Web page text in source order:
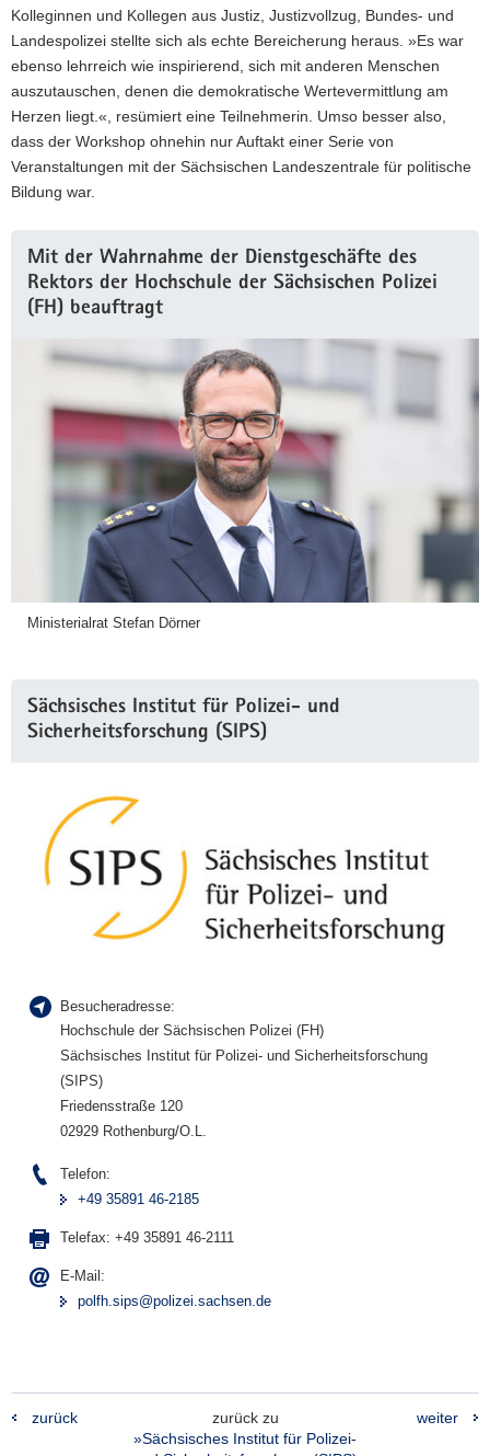
Kolleginnen und Kollegen aus Justiz, Justizvollzug, Bundes- und
Landespolizei stellte sich als echte Bereicherung heraus. »Es war
ebenso lehrreich wie inspirierend, sich mit anderen Menschen
auszutauschen, denen die demokratische Wertevermittlung am
Herzen liegt.«, resümiert eine Teilnehmerin. Umso besser also,
dass der Workshop ohnehin nur Auftakt einer Serie von
Veranstaltungen mit der Sächsischen Landeszentrale für politische
Bildung war.
Mit der Wahrnahme der Dienstgeschäfte des
Rektors der Hochschule der Sächsischen Polizei
(FH) beauftragt
Ministerialrat Stefan Dörner
Sächsisches Institut für Polizei- und
Sicherheitsforschung (SIPS)
Besucheradresse:
Hochschule der Sächsischen Polizei (FH)
Sächsisches Institut für Polizei- und Sicherheitsforschung
(SIPS)
Friedensstraße 120
02929 Rothenburg/O.L.
Telefon:
+49 35891 46-2185
Telefax: +49 35891 46-2111
E-Mail:
polfh.sips@polizei.sachsen.de
zurück
zurück zu
»Sächsisches Institut für Polizei-
weiter